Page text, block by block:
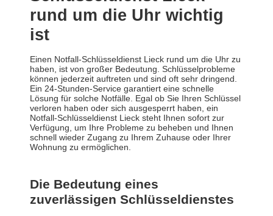
rund um die Uhr wichtig
ist
Einen Notfall-Schlüsseldienst Lieck rund um die Uhr zu
haben, ist von großer Bedeutung. Schlüsselprobleme
können jederzeit auftreten und sind oft sehr dringend.
Ein 24-Stunden-Service garantiert eine schnelle
Lösung für solche Notfälle. Egal ob Sie Ihren Schlüssel
verloren haben oder sich ausgesperrt haben, ein
Notfall-Schlüsseldienst Lieck steht Ihnen sofort zur
Verfügung, um Ihre Probleme zu beheben und Ihnen
schnell wieder Zugang zu Ihrem Zuhause oder Ihrer
Wohnung zu ermöglichen.
Die Bedeutung eines
zuverlässigen Schlüsseldienstes